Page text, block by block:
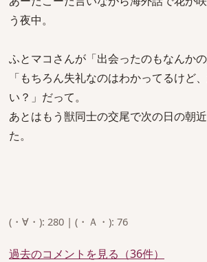
う夜中。
ふとマコさんが「出会ったのもなんかの
「もちろん失礼なのはわかってるけど
い？」だって。
あとはもう獣同士の交尾で次の日の朝
た。
(・∀・): 280 | (・Ａ・): 76
過去のコメントを見る（36件）